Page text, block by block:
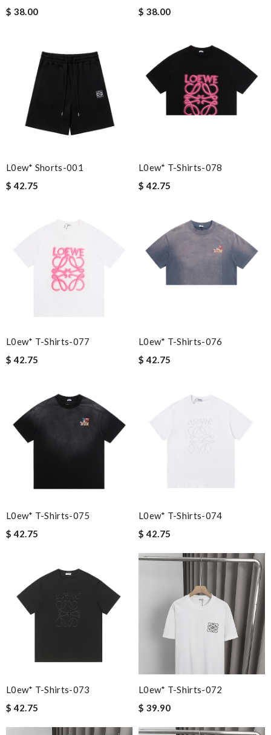
$ 38.00
$ 38.00
L0ew* Shorts-001
$ 42.75
L0ew* T-Shirts-078
$ 42.75
L0ew* T-Shirts-077
$ 42.75
L0ew* T-Shirts-076
$ 42.75
L0ew* T-Shirts-075
$ 42.75
L0ew* T-Shirts-074
$ 42.75
L0ew* T-Shirts-073
$ 42.75
L0ew* T-Shirts-072
$ 39.90